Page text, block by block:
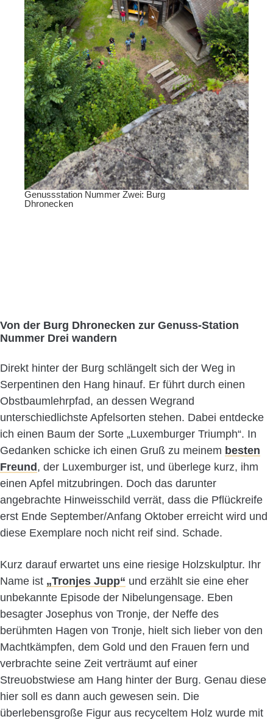
Genussstation Nummer Zwei: Burg
Dhronecken
Von der Burg Dhronecken zur Genuss-Station
Nummer Drei wandern
Direkt hinter der Burg schlängelt sich der Weg in
Serpentinen den Hang hinauf. Er führt durch einen
Obstbaumlehrpfad, an dessen Wegrand
unterschiedlichste Apfelsorten stehen. Dabei entdecke
ich einen Baum der Sorte „Luxemburger Triumph“. In
Gedanken schicke ich einen Gruß zu meinem besten
Freund , der Luxemburger ist, und überlege kurz, ihm
einen Apfel mitzubringen. Doch das darunter
angebrachte Hinweisschild verrät, dass die Pflückreife
erst Ende September/Anfang Oktober erreicht wird und
diese Exemplare noch nicht reif sind. Schade.
Kurz darauf erwartet uns eine riesige Holzskulptur. Ihr
Name ist „Tronjes Jupp“ und erzählt sie eine eher
unbekannte Episode der Nibelungensage. Eben
besagter Josephus von Tronje, der Neffe des
berühmten Hagen von Tronje, hielt sich lieber von den
Machtkämpfen, dem Gold und den Frauen fern und
verbrachte seine Zeit verträumt auf einer
Streuobstwiese am Hang hinter der Burg. Genau diese
hier soll es dann auch gewesen sein. Die
überlebensgroße Figur aus recyceltem Holz wurde mit